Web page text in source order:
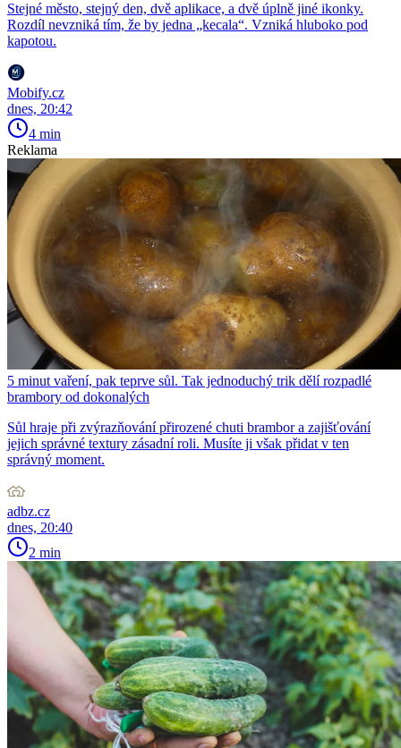
Stejné město, stejný den, dvě aplikace, a dvě úplně jiné ikonky.
Rozdíl nevzniká tím, že by jedna „kecala“. Vzniká hluboko pod
kapotou.
Mobify.cz
dnes, 20:42
4 min
Reklama
5 minut vaření, pak teprve sůl. Tak jednoduchý trik dělí rozpadlé
brambory od dokonalých
Sůl hraje při zvýrazňování přirozené chuti brambor a zajišťování
jejich správné textury zásadní roli. Musíte ji však přidat v ten
správný moment.
adbz.cz
dnes, 20:40
2 min